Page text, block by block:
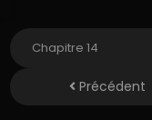
Précédent